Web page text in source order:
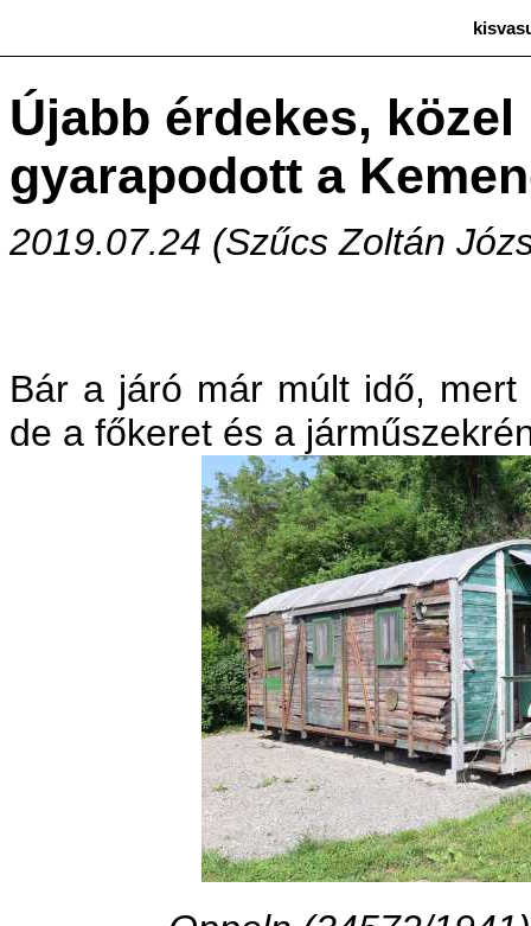
Újabb érdekes,
gyarapodott a
2019.07.24 (Szűcs Zoltán
Bár a járó már múlt idő,
de a főkeret és a